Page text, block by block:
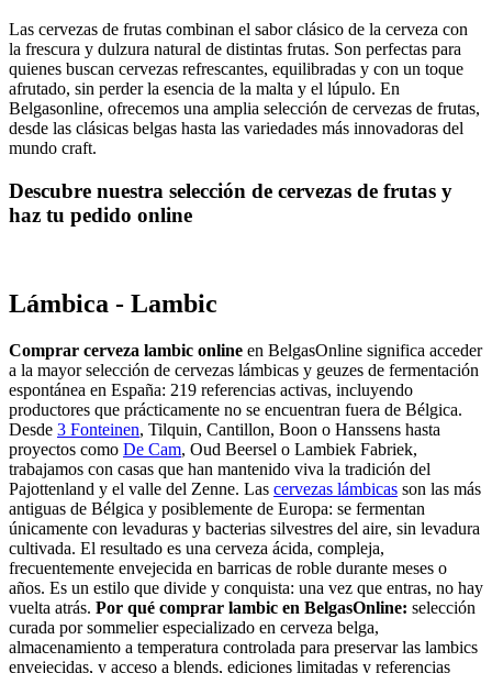
Las cervezas de frutas combinan el sabor clásico de la cerveza con
la frescura y dulzura natural de distintas frutas. Son perfectas para
quienes buscan cervezas refrescantes, equilibradas y con un toque
afrutado, sin perder la esencia de la malta y el lúpulo. En
Belgasonline, ofrecemos una amplia selección de cervezas de frutas,
desde las clásicas belgas hasta las variedades más innovadoras del
mundo craft.
Descubre nuestra selección de cervezas de frutas y
haz tu pedido online
Lámbica - Lambic
Comprar cerveza lambic online en BelgasOnline significa acceder
a la mayor selección de cervezas lámbicas y geuzes de fermentación
espontánea en España: 219 referencias activas, incluyendo
productores que prácticamente no se encuentran fuera de Bélgica.
Desde 3 Fonteinen, Tilquin, Cantillon, Boon o Hanssens hasta
proyectos como De Cam, Oud Beersel o Lambiek Fabriek,
trabajamos con casas que han mantenido viva la tradición del
Pajottenland y el valle del Zenne. Las cervezas lámbicas son las más
antiguas de Bélgica y posiblemente de Europa: se fermentan
únicamente con levaduras y bacterias silvestres del aire, sin levadura
cultivada. El resultado es una cerveza ácida, compleja,
frecuentemente envejecida en barricas de roble durante meses o
años. Es un estilo que divide y conquista: una vez que entras, no hay
vuelta atrás. Por qué comprar lambic en BelgasOnline: selección
curada por sommelier especializado en cerveza belga,
almacenamiento a temperatura controlada para preservar las lambics
envejecidas, y acceso a blends, ediciones limitadas y referencias